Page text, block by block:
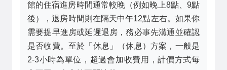
館的住宿進房時間通常較晚（例如晚上8點、9點
後），退房時間則在隔天中午12點左右。如果你
需要提早進房或延遲退房，務必事先溝通並確認
是否收費。至於「休息」（休息）方案，一般是
2-3小時為單位，超過會加收費用，計價方式每